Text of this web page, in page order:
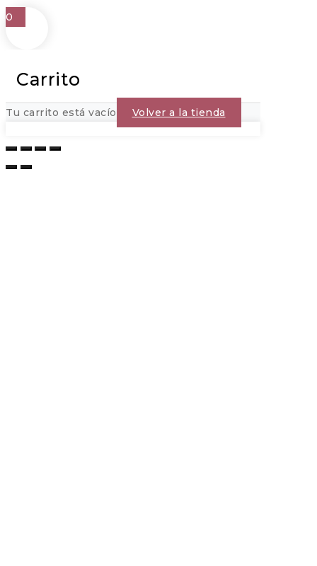
0
Carrito
Tu carrito está vacío Volver a la tienda